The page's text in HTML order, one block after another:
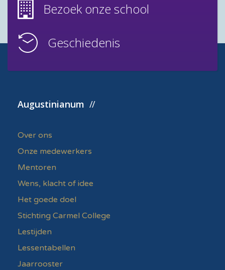
Bezoek onze school
Geschiedenis
Augustinianum
Over ons
Onze medewerkers
Mentoren
Wens, klacht of idee
Het goede doel
Stichting Carmel College
Lestijden
Lessentabellen
Jaarrooster